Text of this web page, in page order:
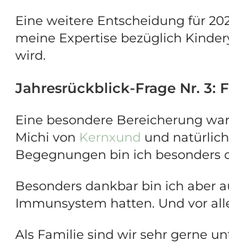
Eine weitere Entscheidung für
meine Expertise bezüglich
wird.
Jahresrückblick-Frage Nr. 3:
Eine besondere Bereicherung
Michi von Kernxund und
Begegnungen bin ich besonders
Besonders dankbar bin ich aber
Immunsystem hatten. Und vor
Als Familie sind wir sehr gerne